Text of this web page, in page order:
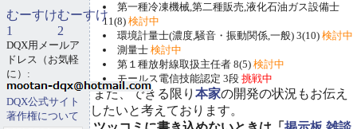
第一種冷凍機械,第二種販売,液化石油ガス設備士
11(8) 検討中
環境計量士(濃度,騒音・振動関係,一般) 3(10) 検討中
測量士 検討中
第１種放射線取扱主任者 8(5) 検討中
モールス電信技能認定 3段 挑戦中
また、できる限り 本家の開発の状況もお伝え
したいと考えております。
むーすけ
1
むーすけ
2
DQX用メールア
ドレス（お気軽
に）:
DQX公式サイト
著作権について